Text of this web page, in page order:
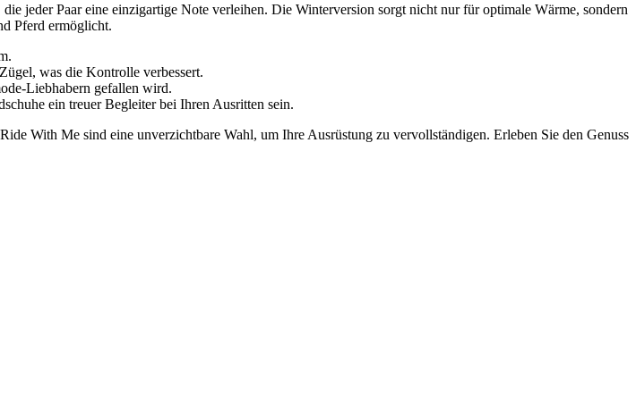
jeder Paar eine einzigartige Note verleihen. Die Winterversion sorgt nicht nur für optimale Wärme, sondern
Pferd ermöglicht.
was die Kontrolle verbessert.
Liebhabern gefallen wird.
ein treuer Begleiter bei Ihren Ausritten sein.
With Me sind eine unverzichtbare Wahl, um Ihre Ausrüstung zu vervollständigen. Erleben Sie den Genuss